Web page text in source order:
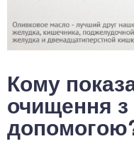
Кому
очищення з